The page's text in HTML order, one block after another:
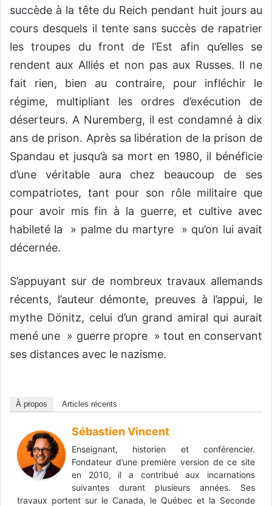
succède à la tête du Reich pendant huit jours au
cours desquels il tente sans succès de rapatrier
les troupes du front de l’Est afin qu’elles se
rendent aux Alliés et non pas aux Russes. Il ne
fait rien, bien au contraire, pour infléchir le
régime, multipliant les ordres d’exécution de
déserteurs. A Nuremberg, il est condamné à dix
ans de prison. Après sa libération de la prison de
Spandau et jusqu’à sa mort en 1980, il bénéficie
d’une véritable aura chez beaucoup de ses
compatriotes, tant pour son rôle militaire que
pour avoir mis fin à la guerre, et cultive avec
habileté la » palme du martyre » qu’on lui avait
décernée.
S’appuyant sur de nombreux travaux allemands
récents, l’auteur démonte, preuves à l’appui, le
mythe Dönitz, celui d’un grand amiral qui aurait
mené une » guerre propre » tout en conservant
ses distances avec le nazisme.
À propos Articles récents
Sébastien Vincent
Enseignant, historien et conférencier.
Fondateur d’une première version de ce site
en 2010, il a contribué aux incarnations
suivantes durant plusieurs années. Ses
travaux portent sur le Canada, le Québec et la Seconde